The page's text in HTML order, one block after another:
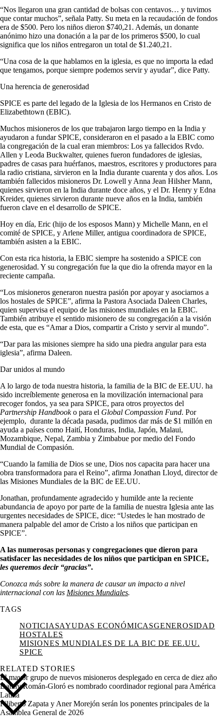
“Nos llegaron una gran cantidad de bolsas con centavos… y tuvimos
que contar muchos”, señala Patty. Su meta en la recaudación de fondos
era de $500. Pero los niños dieron $740,21. Además, un donante
anónimo hizo una donación a la par de los primeros $500, lo cual
significa que los niños entregaron un total de $1.240,21.
“Una cosa de la que hablamos en la iglesia, es que no importa la edad
que tengamos, porque siempre podemos servir y ayudar”, dice Patty.
Una herencia de generosidad
SPICE es parte del legado de la Iglesia de los Hermanos en Cristo de
Elizabethtown (EBIC).
Muchos misioneros de los que trabajaron largo tiempo en la India y
ayudaron a fundar SPICE, consideraron en el pasado a la EBIC como
la congregación de la cual eran miembros: Los ya fallecidos Rvdo.
Allen y Leoda Buckwalter, quienes fueron fundadores de iglesias,
padres de casas para huérfanos, maestros, escritores y productores para
la radio cristiana, sirvieron en la India durante cuarenta y dos años. Los
también fallecidos misioneros Dr. Lowell y Anna Jean Hilsher Mann,
quienes sirvieron en la India durante doce años, y el Dr. Henry y Edna
Kreider, quienes sirvieron durante nueve años en la India, también
fueron clave en el desarrollo de SPICE.
Hoy en día, Eric (hijo de los esposos Mann) y Michelle Mann, en el
comité de SPICE, y Arlene Miller, antigua coordinadora de SPICE,
también asisten a la EBIC.
Con esta rica historia, la EBIC siempre ha sostenido a SPICE con
generosidad. Y su congregación fue la que dio la ofrenda mayor en la
reciente campaña.
“Los misioneros generaron nuestra pasión por apoyar y asociarnos a
los hostales de SPICE”, afirma la Pastora Asociada Daleen Charles,
quien supervisa el equipo de las misiones mundiales en la EBIC.
También atribuye el sentido misionero de su congregación a la visión
de esta, que es “Amar a Dios, compartir a Cristo y servir al mundo”.
“Dar para las misiones siempre ha sido una piedra angular para esta
iglesia”, afirma Daleen.
Dar unidos al mundo
A lo largo de toda nuestra historia, la familia de la BIC de EE.UU. ha
sido increíblemente generosa en la movilización internacional para
recoger fondos, ya sea para SPICE, para otros proyectos del
Partnership Handbooko para el Global Compassion Fund. Por
ejemplo, durante la década pasada, pudimos dar más de $1 millón en
ayuda a países como Haití, Honduras, India, Japón, Malaui,
Mozambique, Nepal, Zambia y Zimbabue por medio del Fondo
Mundial de Compasión.
“Cuando la familia de Dios se une, Dios nos capacita para hacer una
obra transformadora para el Reino”, afirma Jonathan Lloyd, director de
las Misiones Mundiales de la BIC de EE.UU.
Jonathan, profundamente agradecido y humilde ante la reciente
abundancia de apoyo por parte de la familia de nuestra Iglesia ante las
urgentes necesidades de SPICE, dice: “Ustedes le han mostrado de
manera palpable del amor de Cristo a los niños que participan en
SPICE”.
A las numerosas personas y congregaciones que dieron para
satisfacer las necesidades de los niños que participan en SPICE,
les queremos decir “gracias”.
Conozca más sobre la manera de causar un impacto a nivel
internacional con las Misiones Mundiales.
TAGS
NOTICIASAYUDAS ECONÓMICASGENEROSIDAD
HOSTALES
MISIONES MUNDIALES DE LA BIC DE EE.UU.
SPICE
RELATED STORIES
El mayor grupo de nuevos misioneros desplegado en cerca de diez año
Danny Román-Gloró es nombrado coordinador regional para América
Latina
Filiberto Zapata y Aner Morejón serán los ponentes principales de la
Asamblea General de 2026